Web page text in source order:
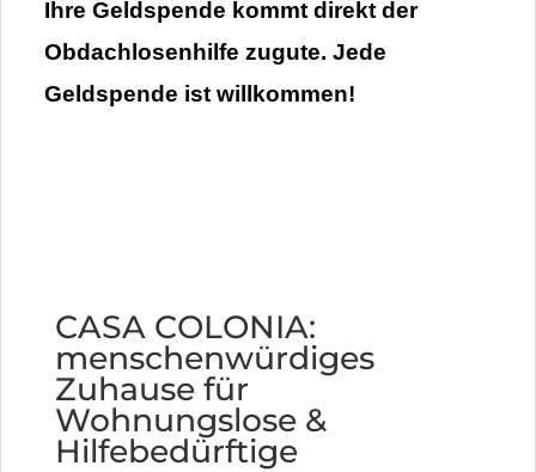
Ihre Geldspende kommt direkt der
Obdachlosenhilfe zugute. Jede
Geldspende ist willkommen!
CASA COLONIA:
menschenwürdiges
Zuhause für
Wohnungslose &
Hilfebedürftige